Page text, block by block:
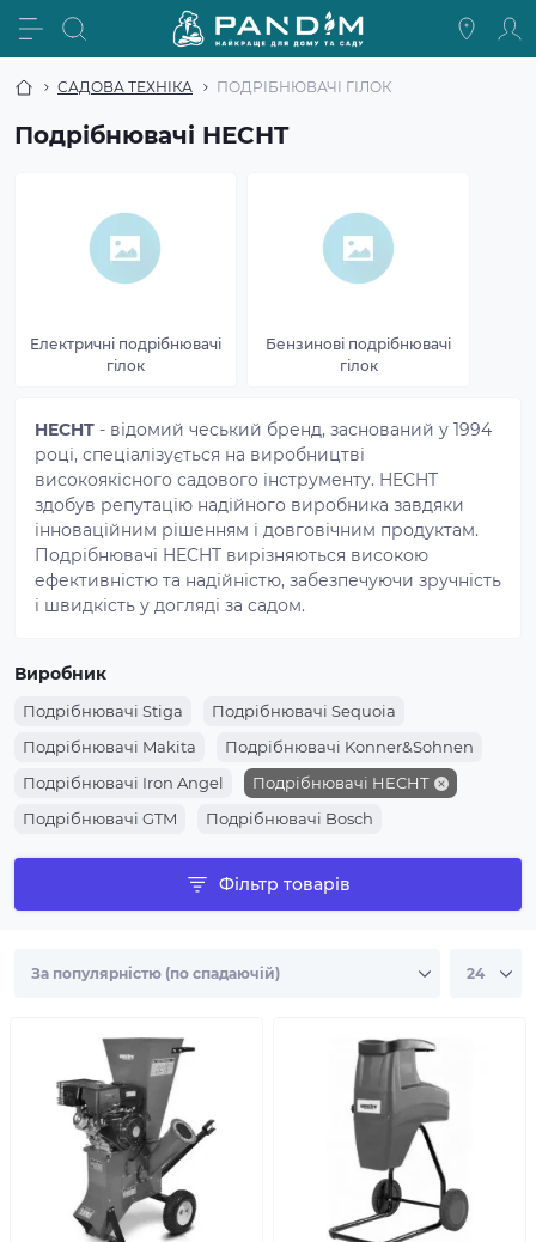
САДОВА ТЕХНІКА ПОДРІБНЮВАЧІ ГІЛОК
Подрібнювачі HECHT
Електричні подрібнювачі
гілок
Бензинові подрібнювачі
гілок
HECHT - відомий чеський бренд, заснований у 1994
році, спеціалізується на виробництві
високоякісного садового інструменту. HECHT
здобув репутацію надійного виробника завдяки
інноваційним рішенням і довговічним продуктам.
Подрібнювачі HECHT вирізняються високою
ефективністю та надійністю, забезпечуючи зручність
і швидкість у догляді за садом.
Виробник
Подрібнювачі Stiga
Подрібнювачі Sequoia
Подрібнювачі Makita
Подрібнювачі Konner&Sohnen
Подрібнювачі Iron Angel
Подрібнювачі HECHT
Подрібнювачі GTM
Подрібнювачі Bosch
Подрібнювачі Black+Decker
Подрібнювачі AL-KO
Фільтр товарів